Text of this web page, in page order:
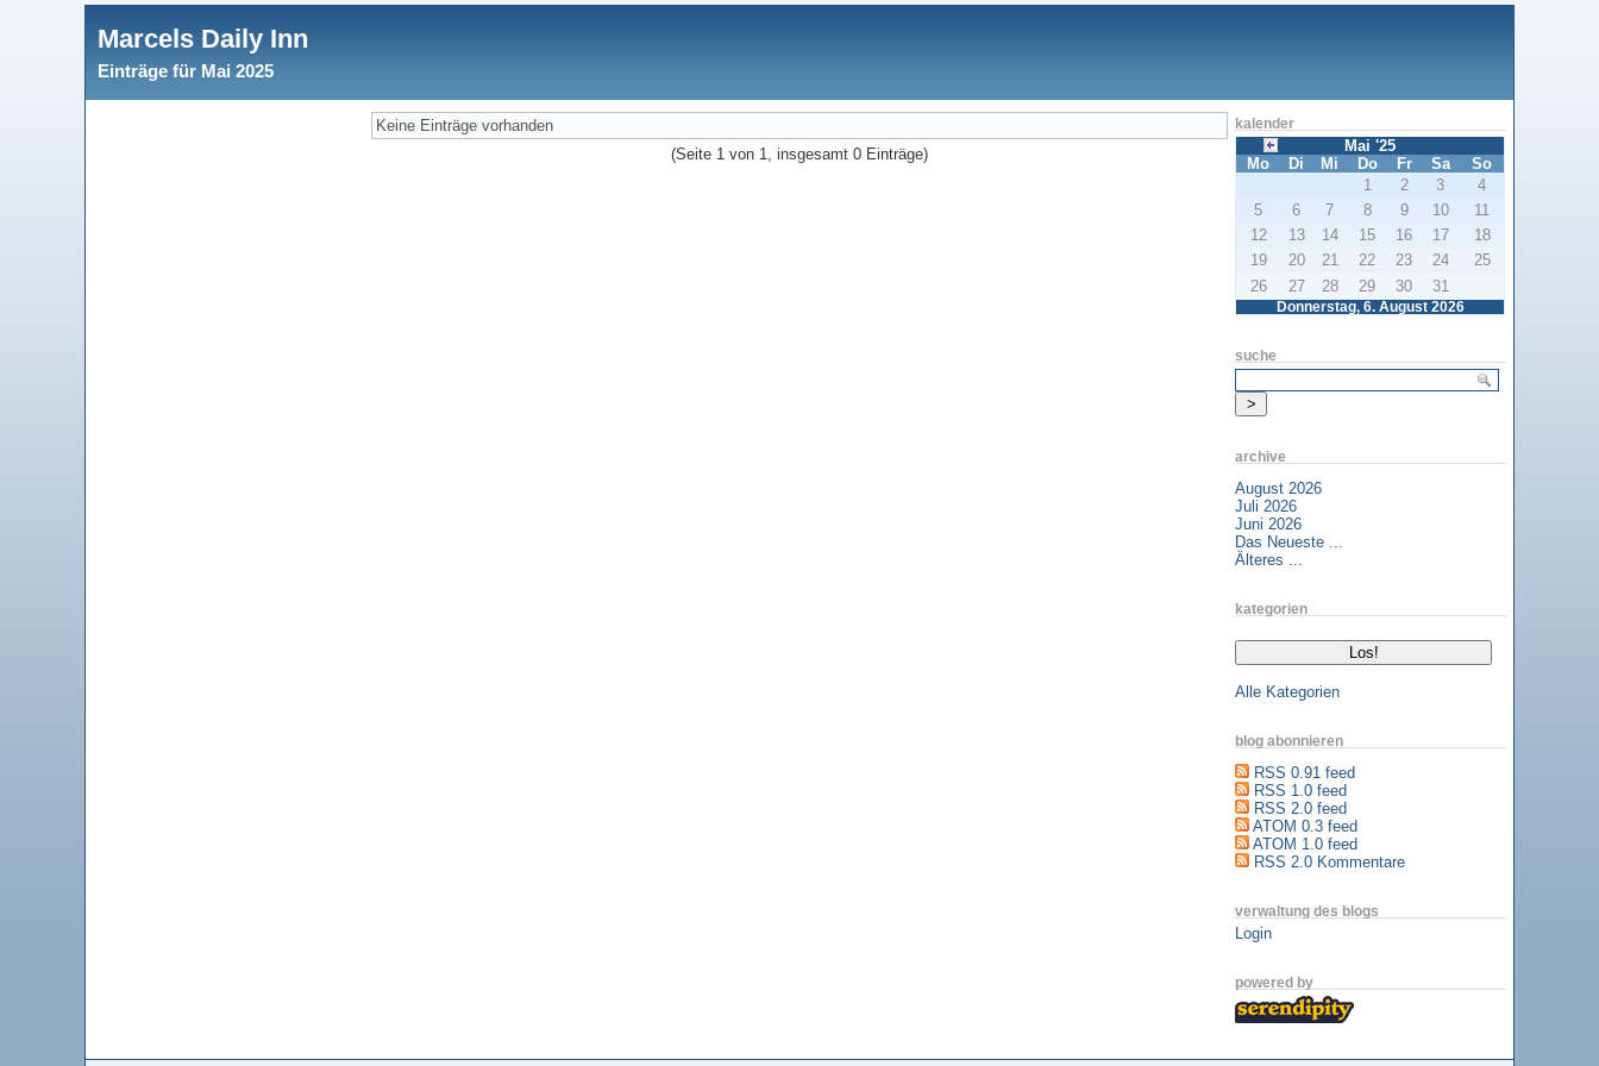
Marcels Daily Inn
Einträge für Mai 2025
Keine Einträge vorhanden
(Seite 1 von 1, insgesamt 0 Einträge)
kalender
Mai '25
Mo
Di Mi Do Fr Sa So
Donnerstag, 6. August 2026
1 2 3
4
5
6 7 8 9 10
11
12
13 14 15 16 17
18
19
20 21 22 23 24
25
26
27 28 29 30 31
suche
archive
August 2026
Juli 2026
Juni 2026
Das Neueste ...
Älteres ...
kategorien
Alle Kategorien
blog abonnieren
RSS 0.91 feed
RSS 1.0 feed
RSS 2.0 feed
ATOM 0.3 feed
ATOM 1.0 feed
RSS 2.0 Kommentare
verwaltung des blogs
Login
powered by